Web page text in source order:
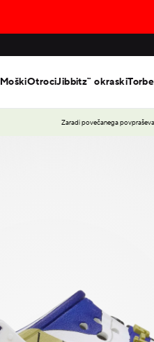
MoškiOtrociJibbitz™ okraski
Zaradi povečanega